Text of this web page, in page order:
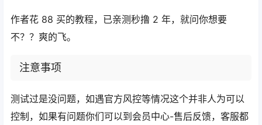
作者花 88 买的教程，已亲测秒撸 2 年，就问你想要
不？？爽的飞。
注意事项
测试过是没问题，如遇官方风控等情况这个并非人为可以
控制，如果有问题你们可以到会员中心-售后反馈，客服都